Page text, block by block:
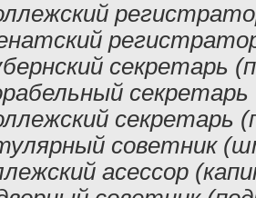
секретарь
секретарь
секретарь
советник
асессор